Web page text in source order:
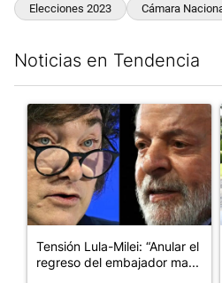
Elecciones 2023 Cámara
Noticias en Tendencia
Un artículo de tendencia con el
Tensión Lula-Milei: “Anular el
regreso del embajador ma...